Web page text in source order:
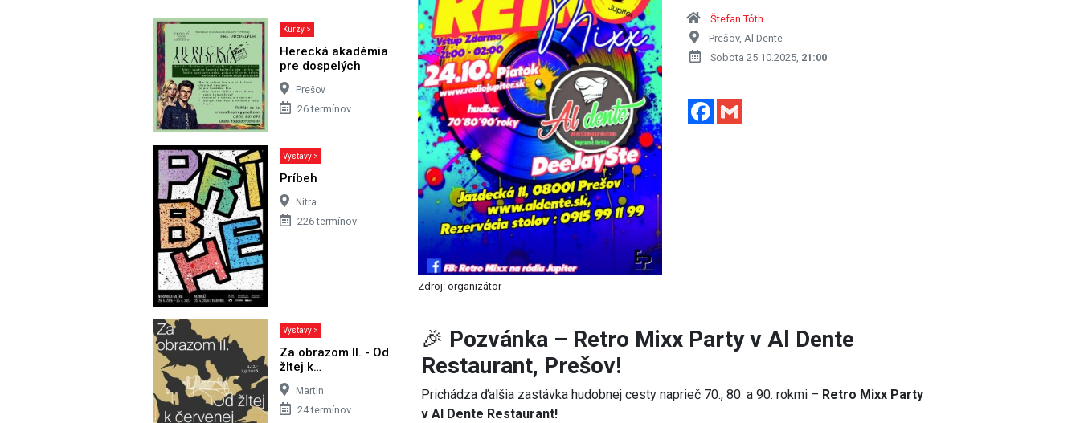
Kurzy >
Herecká akadémia
pre dospelých
Prešov
26 termínov
Výstavy >
Príbeh
Nitra
226 termínov
Výstavy >
Za obrazom II. - Od
žltej k…
Martin
24 termínov
Zdroj: organizátor
Štefan Tóth
Prešov, Al Dente
Sobota 25.10.2025, 21:00
Facebook
🎉 Pozvánka – Retro Mixx Party v Al Dente
Restaurant, Prešov!
Prichádza ďalšia zastávka hudobnej cesty naprieč 70., 80. a 90. rokmi – Retro Mixx Party
v Al Dente Restaurant!